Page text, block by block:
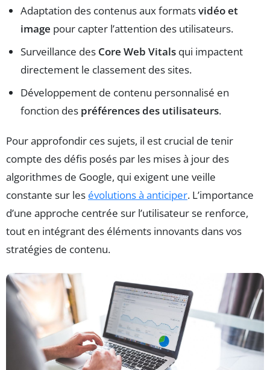
Adaptation des contenus aux formatsvidéo et
image pour capter l’attention des utilisateurs.
Surveillance des Core Web Vitals qui impactent
directement le classement des sites.
Développement de contenu personnalisé en
fonction des préférences des utilisateurs.
Pour approfondir ces sujets, il est crucial de tenir
compte des défis posés par les mises à jour des
algorithmes de Google, qui exigent une veille
constante sur les évolutions à anticiper. L’importance
d’une approche centrée sur l’utilisateur se renforce,
tout en intégrant des éléments innovants dans vos
stratégies de contenu.